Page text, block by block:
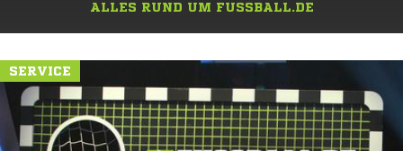
ALLES RUND UM FUSSBALL.DE
SERVICE